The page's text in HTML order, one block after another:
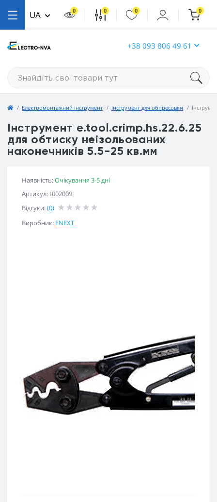
+38 093 806 49 61
UA 0 0 0 0
Електромонтажний інструмент Інструмент для обпресовки
Інструмент e.tool.crimp.hs.22.6.25
для обтиску неізольованих
наконечників 5.5-25 кв.мм
Наявність:Очікування 3-5 дні
Артикул: t002009
Відгуки:(0)
Виробник: ENEXT